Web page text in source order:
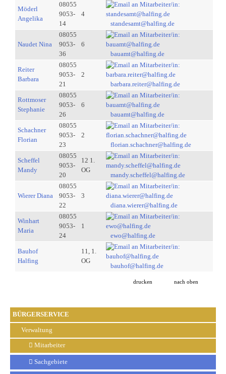
BÜRGERSERVICE
Verwaltung
Mitarbeiter
Sachgebiete
Möderl
Angelika
08055
9053-
14
4
standesamt@halfing.de
Naudet Nina
08055
9053-
36
6
bauamt@halfing.de
Reiter
Barbara
08055
9053-
21
2
barbara.reiter@halfing.de
Rottmoser
Stephanie
08055
9053-
26
6
bauamt@halfing.de
Schachner
Florian
08055
9053-
23
2
florian.schachner@halfing.de
Scheffel
Mandy
08055
9053-
20
12 1.
OG
mandy.scheffel@halfing.de
Wierer Diana
08055
9053-
22
3
diana.wierer@halfing.de
Winhart
Maria
08055
9053-
24
1
ewo@halfing.de
Bauhof
Halfing
11, 1.
OG
bauhof@halfing.de
drucken nach oben